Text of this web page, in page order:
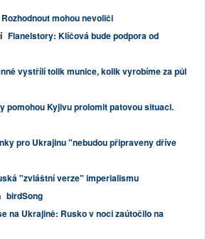
Rozhodnout mohou nevoliči
Flanelstory: Klíčová bude podpora od
vystřílí tolik munice, kolik vyrobíme za půl
pomohou Kyjivu prolomit patovou situaci.
pro Ukrajinu "nebudou připraveny dříve
"zvláštní verze" imperialismu
birdSong
na Ukrajině: Rusko v noci zaútočilo na